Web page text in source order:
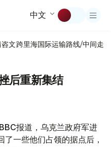
中文
文跨里海国际运输路线/中间走廊
后重新集结
报道，乌克兰政府军进
一些他们占领的据点后，